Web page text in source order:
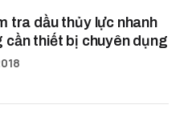
tra dầu thủy lực nhanh
cần thiết bị chuyên dụng